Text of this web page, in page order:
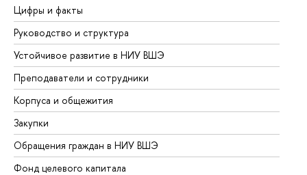
Цифры и факты
Руководство и структура
Устойчивое развитие в НИУ ВШЭ
Преподаватели и сотрудники
Корпуса и общежития
Закупки
Обращения граждан в НИУ ВШЭ
Фонд целевого капитала